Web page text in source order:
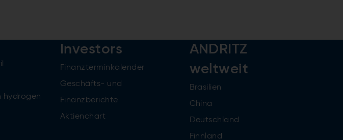
hydrogen
Investors
Finanzterminkalender
Geschäfts- und
Finanzberichte
Aktienchart
ANDRITZ
weltweit
Brasilien
China
Deutschland
Finnland